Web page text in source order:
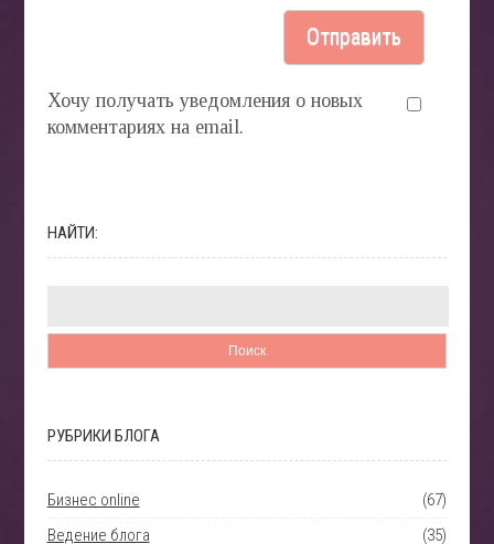
Хочу получать уведомления о новых
комментариях на email.
НАЙТИ:
РУБРИКИ БЛОГА
Бизнес online
(67)
Ведение блога
(35)